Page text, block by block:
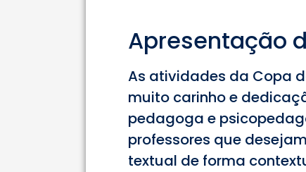
Apresentação
As atividades da Copa
muito carinho e
pedagoga e
professores que
textual de forma